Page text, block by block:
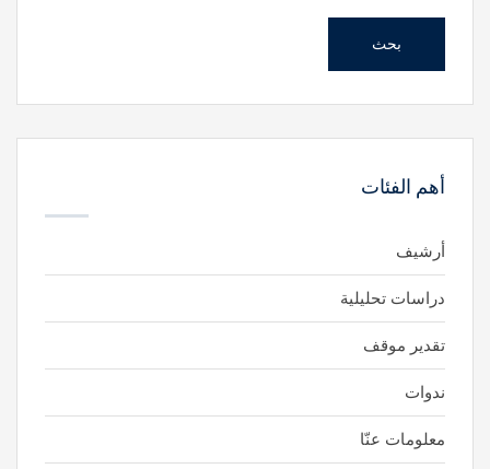
بحث
أهم الفئات
أرشيف
دراسات تحليلية
تقدير موقف
ندوات
معلومات عنّا